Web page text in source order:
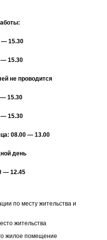
15.30
15.30
не проводится
15.30
15.30
08.00 — 13.00
день
— 12.45
по месту жительства и
жительства
жилое помещение